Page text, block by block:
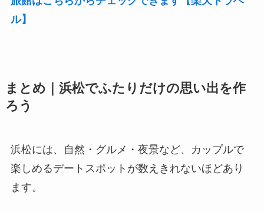
ル】
まとめ｜浜松でふたりだけの思い出を作
ろう
浜松には、自然・グルメ・夜景など、カップルで
楽しめるデートスポットが数えきれないほどあり
ます。